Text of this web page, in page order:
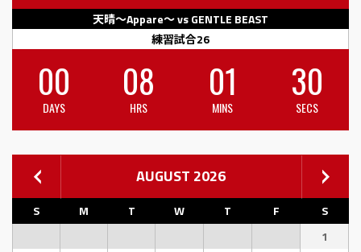
天晴〜Appare〜 vs GENTLE BEAST
練習試合26
00
DAYS
08
HRS
01
MINS
30
SECS
AUGUST 2026
S M T W T F
S
1